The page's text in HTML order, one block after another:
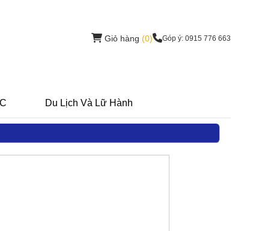
Giỏ hàng (0) Góp ý: 0915 776 663
Du Lịch Và Lữ Hành